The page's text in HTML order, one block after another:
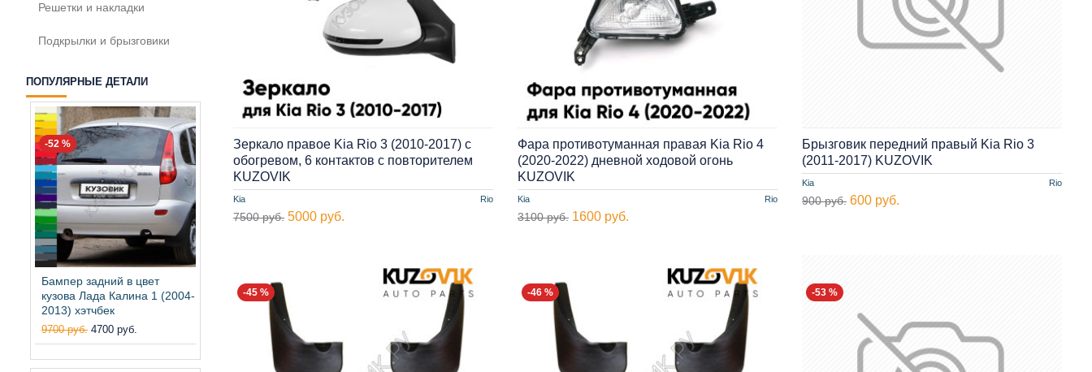
Решетки и накладки
Подкрылки и брызговики
ПОПУЛЯРНЫЕ ДЕТАЛИ
-52 %
Бампер задний в цвет
кузова Лада Калина 1 (2004-
2013) хэтчбек
9700 руб. 4700 руб.
Kia Rio
Зеркало правое Kia Rio 3 (2010-2017) с
обогревом, 6 контактов с повторителем
KUZOVIK
7500 руб. 5000 руб.
Kia Rio
Фара противотуманная правая Kia Rio 4
(2020-2022) дневной ходовой огонь
KUZOVIK
3100 руб. 1600 руб.
Kia Rio
Брызговик передний правый Kia Rio 3
(2011-2017) KUZOVIK
900 руб. 600 руб.
-45 % -46 % -53 %